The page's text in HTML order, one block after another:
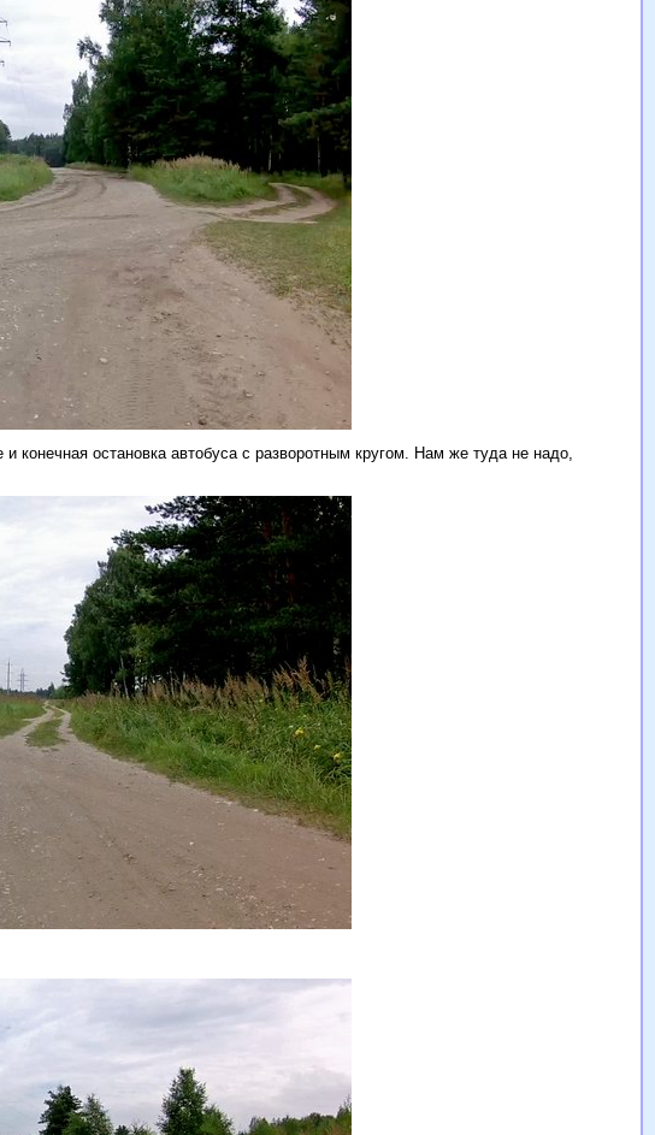
конечная остановка автобуса с разворотным кругом. Нам же туда не надо,